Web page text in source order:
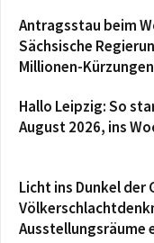
Antragsstau beim
Sächsische
Millionen-
Hallo Leipzig: So
August 2026, ins
Licht ins Dunkel der
Ausstellungsräume